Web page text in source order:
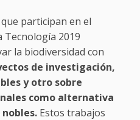
participan en el
Tecnología 2019
la biodiversidad con
de investigación,
y otro sobre
como alternativa
Estos trabajos